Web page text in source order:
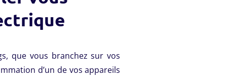
que vous branchez sur vos
d’un de vos appareils